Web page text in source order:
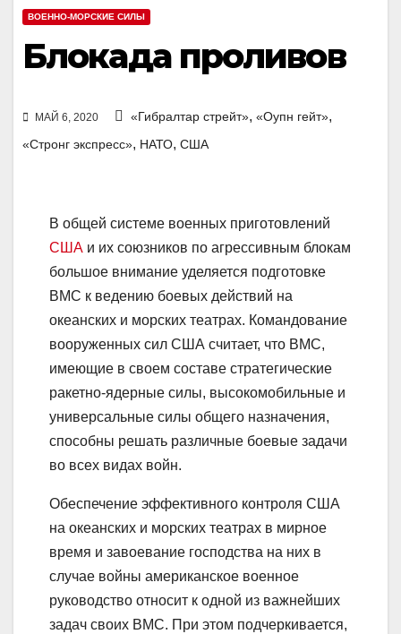
ВОЕННО-МОРСКИЕ СИЛЫ
Блокада проливов
МАЙ 6, 2020 «Гибралтар стрейт», «Оупн гейт»,
«Стронг экспресс», НАТО, США
В общей системе военных приготовлений
США и их союзников по агрессивным блокам
большое внимание уделяется подготовке
ВМС к ведению боевых действий на
океанских и морских театрах. Командование
вооруженных сил США считает, что ВМС,
имеющие в своем составе стратегические
ракетно-ядерные силы, высокомобильные и
универсальные силы общего назначения,
способны решать различные боевые задачи
во всех видах войн.
Обеспечение эффективного контроля США
на океанских и морских театрах в мирное
время и завоевание господства на них в
случае войны американское военное
руководство относит к одной из важнейших
задач своих ВМС. При этом подчеркивается,